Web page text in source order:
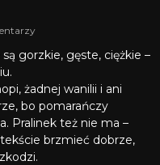
gorzkie, gęste, ciężkie –
żadnej wanilii i ani
bo pomarańczy
Pralinek też nie ma –
brzmieć dobrze,